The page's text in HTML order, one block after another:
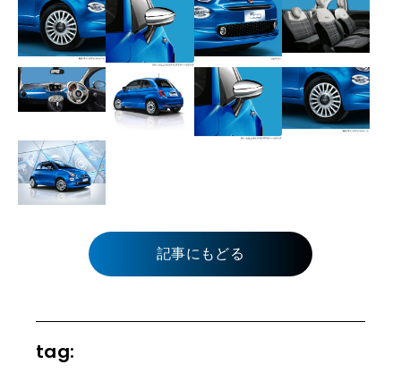
記事にもどる
tag: